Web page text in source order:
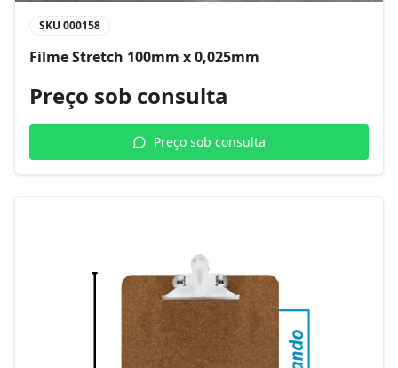
SKU 000158
Filme Stretch 100mm x 0,025mm
Preço sob consulta
Preço sob consulta